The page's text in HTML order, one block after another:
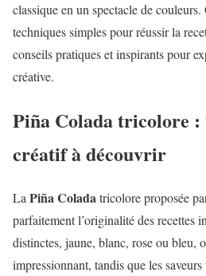
classique en un spectacle de
techniques simples pour réussir la
conseils pratiques et inspirants pour
créative.
Piña Colada tricolore
créatif à découvrir
La Piña Coladatricolore proposée
parfaitement l’originalité des recettes
distinctes, jaune, blanc, rose ou bleu,
impressionnant, tandis que les